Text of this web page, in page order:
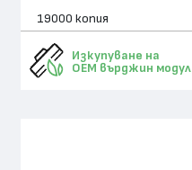
19000 копия
Изкупуване на
OEM върджин модул